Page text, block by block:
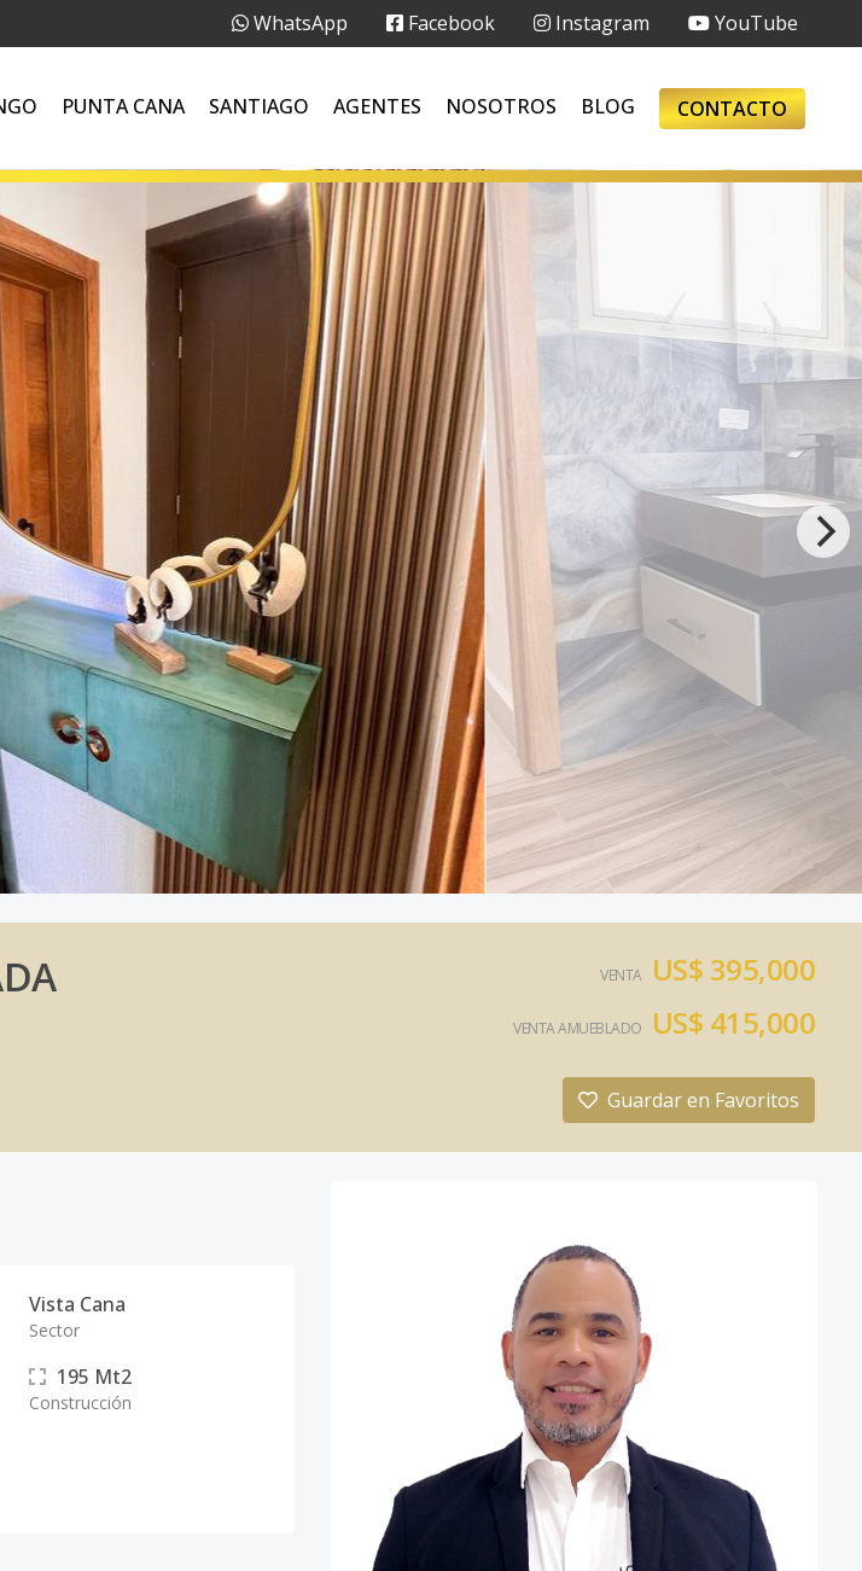
WhatsApp Facebook Instagram YouTube
PUNTA CANA SANTIAGO AGENTES NOSOTROS BLOG CONTACTO
VENTA US$ 395,000
VENTA AMUEBLADO US$ 415,000
Guardar en Favoritos
Vista Cana
Sector
195 Mt2
Construcción